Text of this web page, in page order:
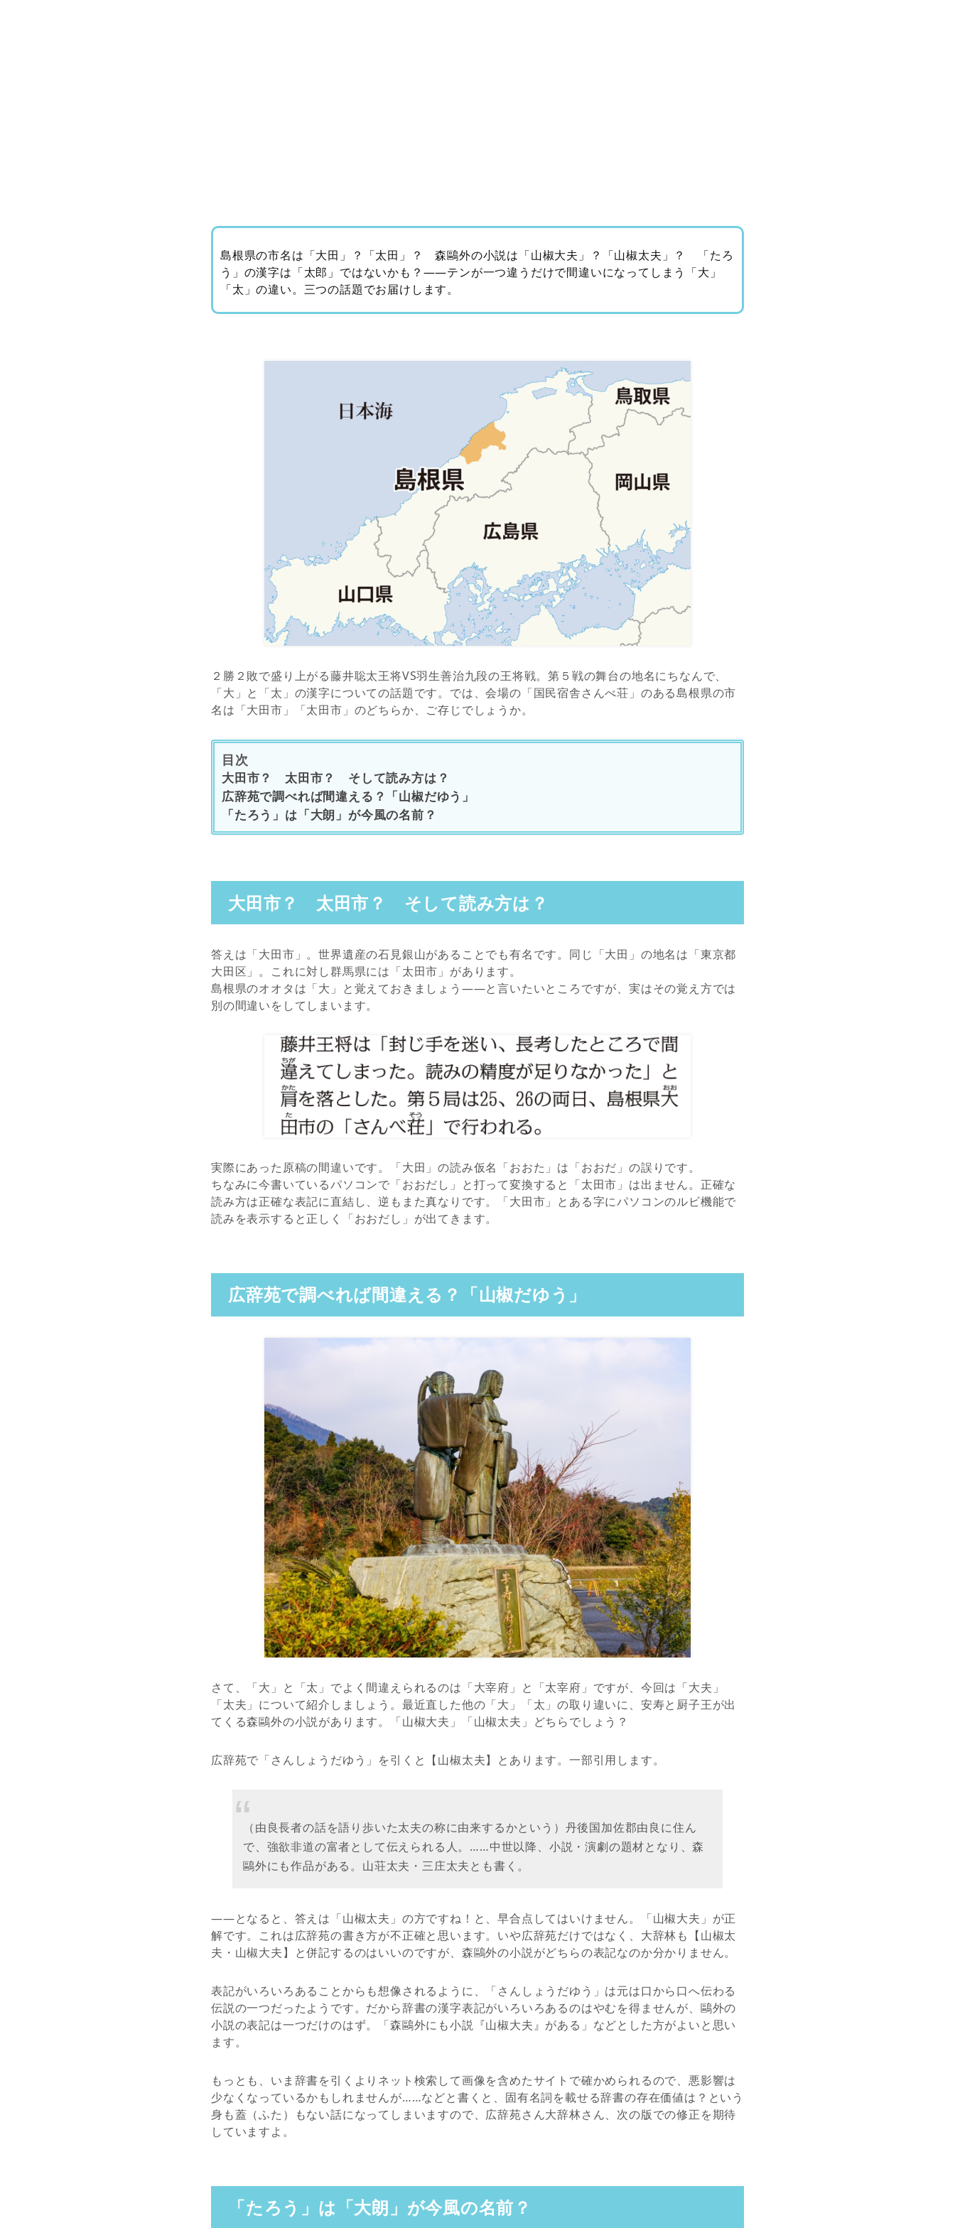
島根県の市名は「大田」？「太田」？ 森鷗外の小説は「山椒大夫」？「山椒太夫」？ 「たろ
う」の漢字は「太郎」ではないかも？――テンが一つ違うだけで間違いになってしまう「大」
「太」の違い。三つの話題でお届けします。
２勝２敗で盛り上がる藤井聡太王将VS羽生善治九段の王将戦。第５戦の舞台の地名にちなんで、
「大」と「太」の漢字についての話題です。では、会場の「国民宿舎さんべ荘」のある島根県の市
名は「大田市」「太田市」のどちらか、ご存じでしょうか。
目次
大田市？ 太田市？ そして読み方は？
広辞苑で調べれば間違える？「山椒だゆう」
「たろう」は「大朗」が今風の名前？
大田市？ 太田市？ そして読み方は？
答えは「大田市」。世界遺産の石見銀山があることでも有名です。同じ「大田」の地名は「東京都
大田区」。これに対し群馬県には「太田市」があります。
島根県のオオタは「大」と覚えておきましょう――と言いたいところですが、実はその覚え方では
別の間違いをしてしまいます。
実際にあった原稿の間違いです。「大田」の読み仮名「おおた」は「おおだ」の誤りです。
ちなみに今書いているパソコンで「おおだし」と打って変換すると「太田市」は出ません。正確な
読み方は正確な表記に直結し、逆もまた真なりです。「大田市」とある字にパソコンのルビ機能で
読みを表示すると正しく「おおだし」が出てきます。
広辞苑で調べれば間違える？「山椒だゆう」
さて、「大」と「太」でよく間違えられるのは「大宰府」と「太宰府」ですが、今回は「大夫」
「太夫」について紹介しましょう。最近直した他の「大」「太」の取り違いに、安寿と厨子王が出
てくる森鷗外の小説があります。「山椒大夫」「山椒太夫」どちらでしょう？
広辞苑で「さんしょうだゆう」を引くと【山椒太夫】とあります。一部引用します。
（由良長者の話を語り歩いた太夫の称に由来するかという）丹後国加佐郡由良に住ん
で、強欲非道の富者として伝えられる人。……中世以降、小説・演劇の題材となり、森
鷗外にも作品がある。山荘太夫・三庄太夫とも書く。
――となると、答えは「山椒太夫」の方ですね！と、早合点してはいけません。「山椒大夫」が正
解です。これは広辞苑の書き方が不正確と思います。いや広辞苑だけではなく、大辞林も【山椒太
夫・山椒大夫】と併記するのはいいのですが、森鷗外の小説がどちらの表記なのか分かりません。
表記がいろいろあることからも想像されるように、「さんしょうだゆう」は元は口から口へ伝わる
伝説の一つだったようです。だから辞書の漢字表記がいろいろあるのはやむを得ませんが、鷗外の
小説の表記は一つだけのはず。「森鷗外にも小説『山椒大夫』がある」などとした方がよいと思い
ます。
もっとも、いま辞書を引くよりネット検索して画像を含めたサイトで確かめられるので、悪影響は
少なくなっているかもしれませんが……などと書くと、固有名詞を載せる辞書の存在価値は？という
身も蓋（ふた）もない話になってしまいますので、広辞苑さん大辞林さん、次の版での修正を期待
していますよ。
「たろう」は「大朗」が今風の名前？